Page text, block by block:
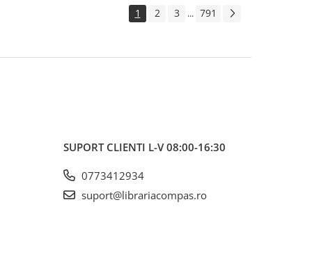
1 2 3 ... 791
SUPORT CLIENTI L-V 08:00-16:30
0773412934
suport@librariacompas.ro